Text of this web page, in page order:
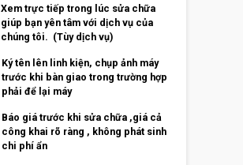
Xem trực tiếp trong lúc sửa chữa
giúp bạn yên tâm với dịch vụ của
chúng tôi. (Tùy dịch vụ)
Ký tên lên linh kiện, chụp ảnh máy
trước khi bàn giao trong trường hợp
phải để lại máy
Báo giá trước khi sửa chữa ,giá cả
công khai rõ ràng , không phát sinh
chi phí ẩn